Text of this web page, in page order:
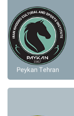
Peykan Tehran